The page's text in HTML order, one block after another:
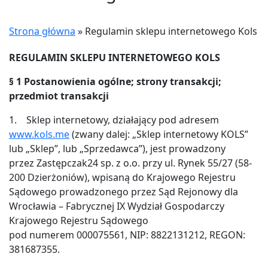
Strona główna » Regulamin sklepu internetowego Kols
REGULAMIN SKLEPU INTERNETOWEGO KOLS
§ 1 Postanowienia ogólne; strony transakcji;
przedmiot transakcji
1. Sklep internetowy, działający pod adresem
www.kols.me(zwany dalej: „Sklep internetowy KOLS”
lub „Sklep”, lub „Sprzedawca”), jest prowadzony
przez Zastępczak24 sp. z o.o. przy ul. Rynek 55/27 (58-
200 Dzierżoniów), wpisaną do Krajowego Rejestru
Sądowego prowadzonego przez Sąd Rejonowy dla
Wrocławia – Fabrycznej IX Wydział Gospodarczy
Krajowego Rejestru Sądowego
pod numerem 000075561, NIP: 8822131212, REGON:
381687355.